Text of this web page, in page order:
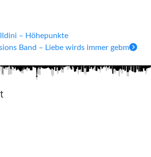
– Höhepunkte
Band – Liebe wirds immer gebm